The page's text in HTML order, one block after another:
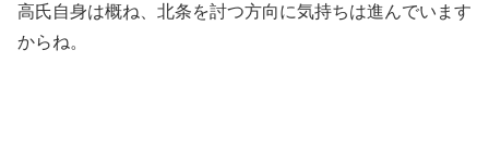
高氏自身は概ね、北条を討つ方向に気持ちは進んでいます
からね。